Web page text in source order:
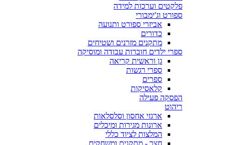
פלקטים וערכות למידה
ספורט וג'ימבורי
אביזרי ספורט ותנועה
כדורים
מתקנים מזרנים ושטיחים
ספרי ילדים חוברות עבודה ומוסיקה
גן וראשית קריאה
ספרי רגשות
ספרים
קלאסיקות
הפסקה פעילה
ריהוט
ארגזי אחסון וסלסלאות
ארונות מגירות ומיכלים
המלצות לציוד כללי
חצר - מתקנים ומשחקים